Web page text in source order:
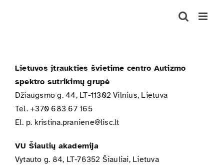
Lietuvos įtraukties švietime centro Autizmo
spektro sutrikimų grupė
Džiaugsmo g. 44, LT-11302 Vilnius, Lietuva
Tel. +370 683 67 165
El. p. kristina.praniene@lisc.lt
VU Šiaulių akademija
Vytauto g. 84, LT-76352 Šiauliai, Lietuva